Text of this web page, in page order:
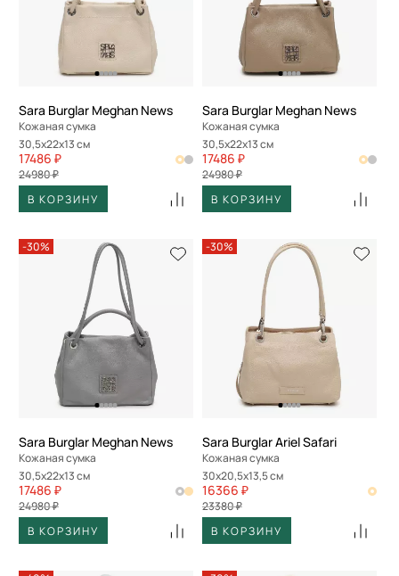
Sara Burglar Meghan News
Кожаная сумка
30,5x22x13 см
17486 ₽
24980 ₽
В КОРЗИНУ
Sara Burglar Meghan News
Кожаная сумка
30,5x22x13 см
17486 ₽
24980 ₽
В КОРЗИНУ
-30%
Sara Burglar Meghan News
Кожаная сумка
30,5x22x13 см
17486 ₽
24980 ₽
В КОРЗИНУ
-30%
Sara Burglar Ariel Safari
Кожаная сумка
30x20,5x13,5 см
16366 ₽
23380 ₽
В КОРЗИНУ